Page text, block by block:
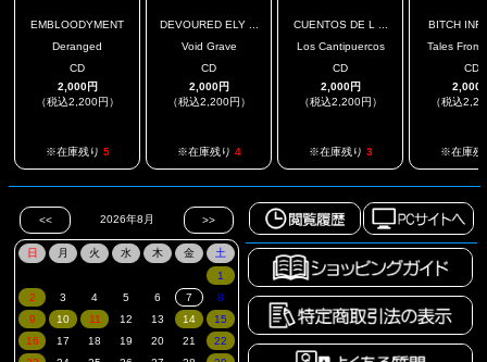
EMBLOODYMENT
Deranged
CD
2,000円
（税込2,200円）
※在庫残り 5
DEVOURED ELY ...
Void Grave
CD
2,000円
（税込2,200円）
※在庫残り 4
CUENTOS DE L ...
Los Cantipuercos
CD
2,000円
（税込2,200円）
※在庫残り 3
BITCH
Tales From
CD
2,000
（税込
※在庫残